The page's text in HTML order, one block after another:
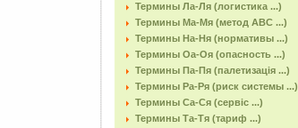
Термины Ла-Ля (логистика ...)
Термины Ма-Мя (метод АВС ...)
Термины На-Ня (нормативы ...)
Термины Оа-Оя (опасность ...)
Термины Па-Пя (палетизація ...)
Термины Ра-Ря (риск системы ...)
Термины Са-Ся (сервіс ...)
Термины Та-Тя (тариф ...)